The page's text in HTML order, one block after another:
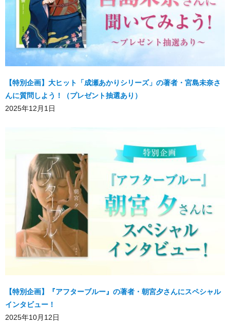
【特別企画】大ヒット「成瀬あかりシリーズ」の著者・宮島未奈さ
んに質問しよう！（プレゼント抽選あり）
2025年12月1日
【特別企画】『アフターブルー』の著者・朝宮夕さんにスペシャル
インタビュー！
2025年10月12日